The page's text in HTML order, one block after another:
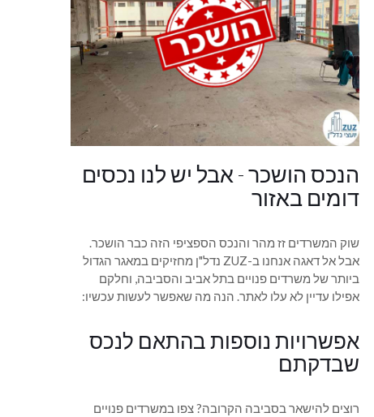
הנכס הושכר - אבל יש לנו נכסים
דומים באזור
שוק המשרדים זז מהר והנכס הספציפי הזה כבר הושכר.
אבל אל דאגה אנחנו ב-ZUZ נדל"ן מחזיקים במאגר הגדול
ביותר של משרדים פנויים בתל אביב והסביבה, וחלקם
אפילו עדיין לא עלו לאתר. הנה מה שאפשר לעשות עכשיו:
אפשרויות נוספות בהתאם לנכס
שבדקתם
רוצים להישאר בסביבה הקרובה? צפו במשרדים פנויים